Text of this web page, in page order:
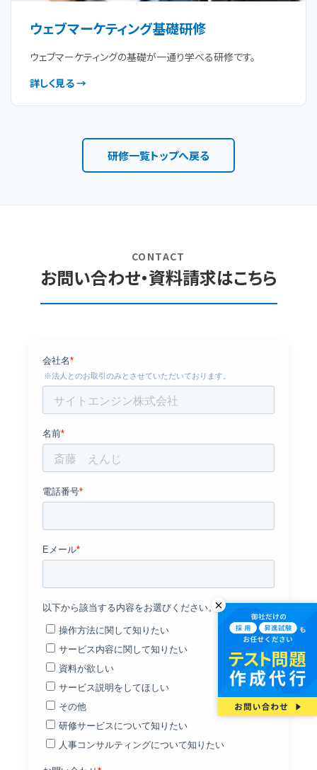
ウェブマーケティング基礎研修
ウェブマーケティングの基礎が一通り学べる研修です。
詳しく見る →
研修一覧トップへ戻る
CONTACT
お問い合わせ・資料請求はこちら